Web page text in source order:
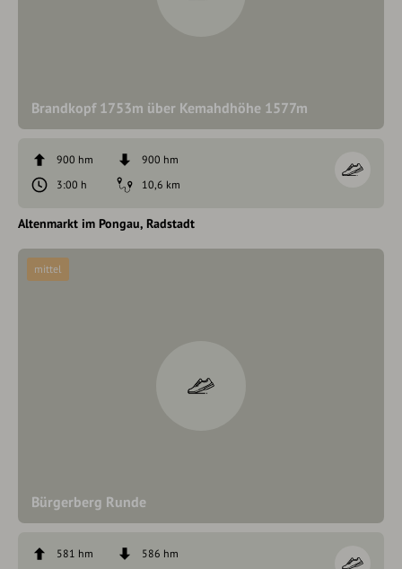
Brandkopf 1753m über Kemahdhöhe 1577m
900 hm
900 hm
3:00 h
10,6 km
Altenmarkt im Pongau Radstadt
Bürgerberg Runde
mittel
581 hm
586 hm